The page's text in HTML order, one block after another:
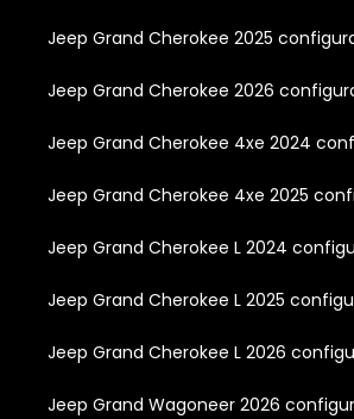
Jeep Grand Cherokee 2025
Jeep Grand Cherokee 2026
Jeep Grand Cherokee 4xe 2024
Jeep Grand Cherokee 4xe 2025
Jeep Grand Cherokee L 2024
Jeep Grand Cherokee L 2025
Jeep Grand Cherokee L 2026
Jeep Grand Wagoneer 2026